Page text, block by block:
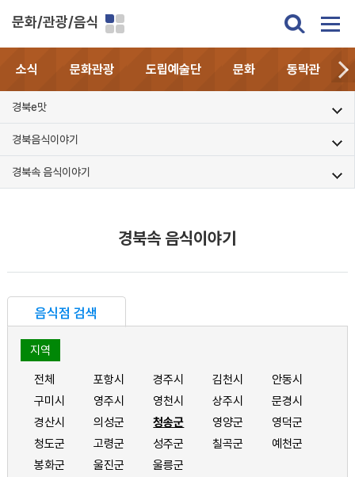
문화/관광/음식
소식 문화관광 도립예술단 문화 동락관
경북e맛
경북음식이야기
경북속 음식이야기
경북속 음식이야기
음식점 검색
지역
전체 포항시 경주시 김천시
안동시
구미시
영주시 영천시 상주시
문경시
경산시
의성군 청송군 영양군
영덕군
청도군
고령군 성주군 칠곡군
예천군
봉화군
울진군 울릉군